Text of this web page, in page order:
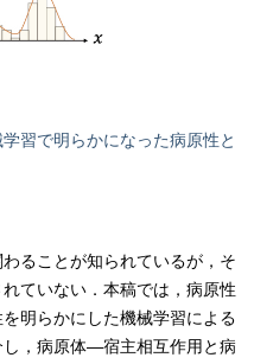
習で明らかになった病原性と
ることが知られているが，そ
ていない．本稿では，病原性
明らかにした機械学習による
し，病原体―宿主相互作用と病